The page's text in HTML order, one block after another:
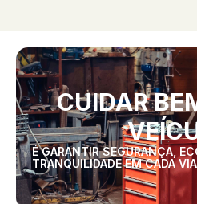
CUIDAR
É GARANTIR SEGURANÇA,
TRANQUILIDADE EM CADA